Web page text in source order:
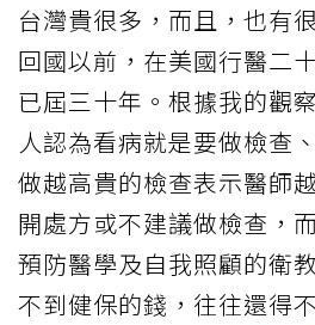
台灣貴很多，而且，也有
回國以前，在美國行醫二
已屆三十年。根據我的觀
人認為看病就是要做檢查
做越高貴的檢查表示醫師
開處方或不建議做檢查，
預防醫學及自我照顧的衛
不到健保的錢，往往還得